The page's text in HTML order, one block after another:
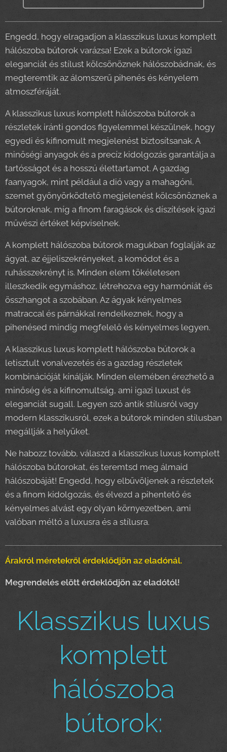
Engedd, hogy elragadjon a klasszikus luxus komplett
hálószoba bútorok varázsa! Ezek a bútorok igazi
eleganciát és stílust kölcsönöznek hálószobádnak, és
megteremtik az álomszerű pihenés és kényelem
atmoszféráját.
A klasszikus luxus komplett hálószoba bútorok a
részletek iránti gondos figyelemmel készülnek, hogy
egyedi és kifinomult megjelenést biztosítsanak. A
minőségi anyagok és a precíz kidolgozás garantálja a
tartósságot és a hosszú élettartamot. A gazdag
faanyagok, mint például a dió vagy a mahagóni,
szemet gyönyörködtető megjelenést kölcsönöznek a
bútoroknak, míg a finom faragások és díszítések igazi
művészi értéket képviselnek.
A komplett hálószoba bútorok magukban foglalják az
ágyat, az éjjeliszekrényeket, a komódot és a
ruhásszekrényt is. Minden elem tökéletesen
illeszkedik egymáshoz, létrehozva egy harmóniát és
összhangot a szobában. Az ágyak kényelmes
matraccal és párnákkal rendelkeznek, hogy a
pihenésed mindig megfelelő és kényelmes legyen.
A klasszikus luxus komplett hálószoba bútorok a
letisztult vonalvezetés és a gazdag részletek
kombinációját kínálják. Minden elemében érezhető a
minőség és a kifinomultság, ami igazi luxust és
eleganciát sugall. Legyen szó antik stílusról vagy
modern klasszikusról, ezek a bútorok minden stílusban
megállják a helyüket.
Ne habozz tovább, válaszd a klasszikus luxus komplett
hálószoba bútorokat, és teremtsd meg álmaid
hálószobáját! Engedd, hogy elbűvöljenek a részletek
és a finom kidolgozás, és élvezd a pihentető és
kényelmes alvást egy olyan környezetben, ami
valóban méltó a luxusra és a stílusra.
Árakról méretekről érdeklődjön az eladónál.
Megrendelés elött érdeklődjön az eladótól!
Klasszikus luxus
komplett
hálószoba
bútorok: